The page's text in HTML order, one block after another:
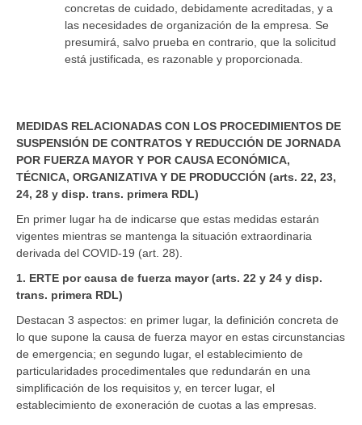
concretas de cuidado, debidamente acreditadas, y a
las necesidades de organización de la empresa. Se
presumirá, salvo prueba en contrario, que la solicitud
está justificada, es razonable y proporcionada.
MEDIDAS RELACIONADAS CON LOS PROCEDIMIENTOS DE
SUSPENSIÓN DE CONTRATOS Y REDUCCIÓN DE JORNADA
POR FUERZA MAYOR Y POR CAUSA ECONÓMICA,
TÉCNICA, ORGANIZATIVA Y DE PRODUCCIÓN (arts. 22, 23,
24, 28 y disp. trans. primera RDL)
En primer lugar ha de indicarse que estas medidas estarán
vigentes mientras se mantenga la situación extraordinaria
derivada del COVID-19 (art. 28).
1. ERTE por causa de fuerza mayor (arts. 22 y 24 y disp.
trans. primera RDL)
Destacan 3 aspectos: en primer lugar, la definición concreta de
lo que supone la causa de fuerza mayor en estas circunstancias
de emergencia; en segundo lugar, el establecimiento de
particularidades procedimentales que redundarán en una
simplificación de los requisitos y, en tercer lugar, el
establecimiento de exoneración de cuotas a las empresas.